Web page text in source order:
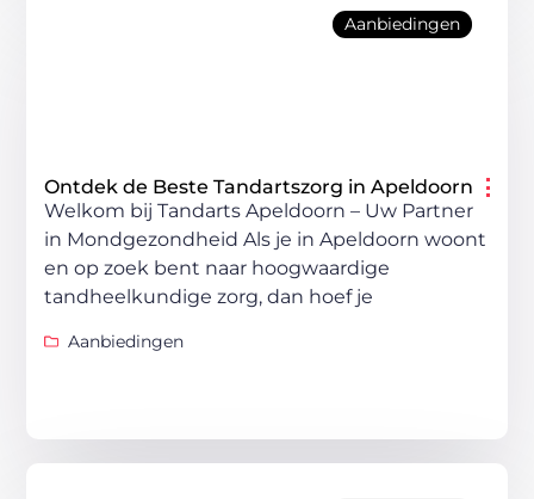
Aanbiedingen
Ontdek de Beste Tandartszorg in Apeldoorn
Welkom bij Tandarts Apeldoorn – Uw Partner
in Mondgezondheid Als je in Apeldoorn woont
en op zoek bent naar hoogwaardige
tandheelkundige zorg, dan hoef je
Aanbiedingen